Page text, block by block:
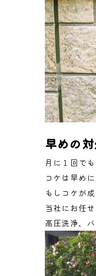
早めの
月に１回で
コケは早め
もしコケが
当社にお任せ
高圧洗浄、